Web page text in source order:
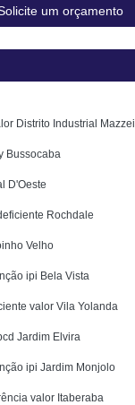
um orçamento
Distrito Industrial Mazzei
Bussocaba
D'Oeste
Rochdale
Velho
ipi Bela Vista
valor Vila Yolanda
Jardim Elvira
ipi Jardim Monjolo
valor Itaberaba